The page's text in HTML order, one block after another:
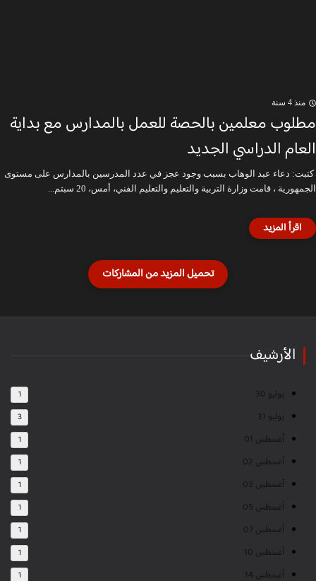
منذ 4 سنة
مطلوب معلمين بالحصة للعمل بالمدارس مع بداية
العام الدراسي الجديد
كتبت: دعاء عبد الوهاب بسبب وجود عجز في عدد المدرسين بالمدارس على مستوى
الجمهورية ، قامت وزارة التربية والتعليم والتعليم الفني، أمس، 20 سبتم...
الأرشيف
يوليو 30 1
يوليو 31 3
أغسطس 01 1
أغسطس 02 1
أغسطس 03 1
أغسطس 05 1
أغسطس 07 1
أغسطس 10 1
أغسطس 14 1